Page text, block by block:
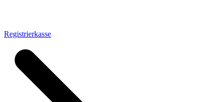
Registrierkasse